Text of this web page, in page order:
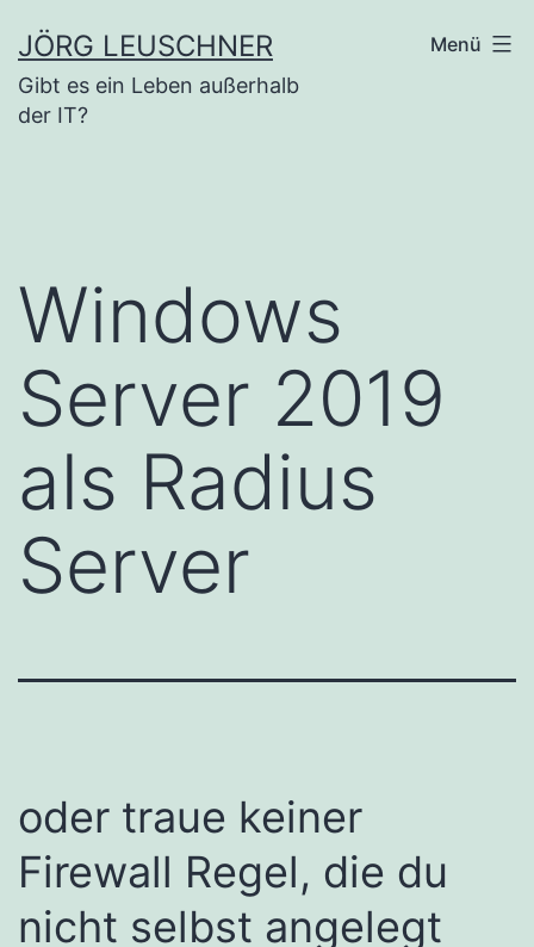
Inhalt
springen
JÖRG LEUSCHNER
Gibt es ein Leben außerhalb
der IT?
Menü
Windows
Server 2019
als Radius
Server
oder traue keiner
Firewall Regel, die du
nicht selbst angelegt